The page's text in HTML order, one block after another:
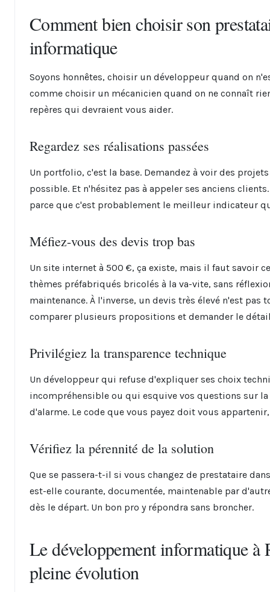
Comment bien choisir son
informatique
Soyons honnêtes, choisir un développeur quand on
comme choisir un mécanicien quand on ne connaît
repères qui devraient vous aider.
Regardez ses réalisations passées
Un portfolio, c'est la base. Demandez à voir des
possible. Et n'hésitez pas à appeler ses anciens
parce que c'est probablement le meilleur indicateur
Méfiez-vous des devis trop bas
Un site internet à 500 €, ça existe, mais il faut savoir
thèmes préfabriqués bricolés à la va-vite, sans
maintenance. À l'inverse, un devis très élevé n'est pas
comparer plusieurs propositions et demander le
Privilégiez la transparence technique
Un développeur qui refuse d'expliquer ses choix
incompréhensible ou qui esquive vos questions sur
d'alarme. Le code que vous payez doit vous
Vérifiez la pérennité de la solution
Que se passera-t-il si vous changez de prestataire
est-elle courante, documentée, maintenable par
dès le départ. Un bon pro y répondra sans broncher.
Le développement informatique à
pleine évolution